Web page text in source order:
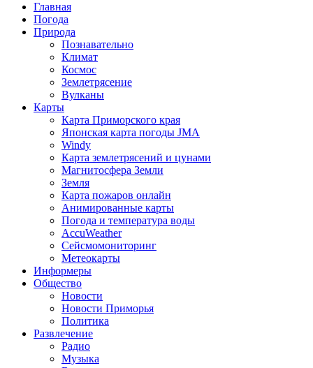
Главная
Погода
Природа
Познавательно
Климат
Космос
Землетрясение
Вулканы
Карты
Карта Приморского края
Японская карта погоды JMA
Windy
Карта землетрясений и цунами
Магнитосфера Земли
Земля
Карта пожаров онлайн
Анимированные карты
Погода и температура воды
AccuWeather
Сейсмомониторинг
Метеокарты
Информеры
Общество
Новости
Новости Приморья
Политика
Развлечение
Радио
Музыка